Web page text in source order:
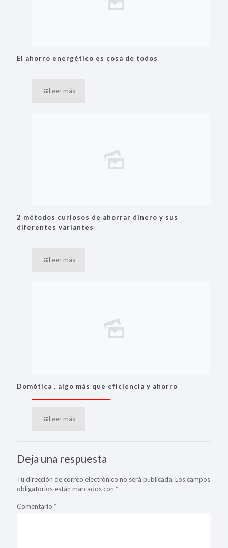
El ahorro energético es cosa de todos
Leer más
2 métodos curiosos de ahorrar dinero y sus
diferentes variantes
Leer más
Domótica , algo más que eficiencia y ahorro
Leer más
Deja una respuesta
Tu dirección de correo electrónico no será publicada. Los campos
obligatorios están marcados con *
Comentario *